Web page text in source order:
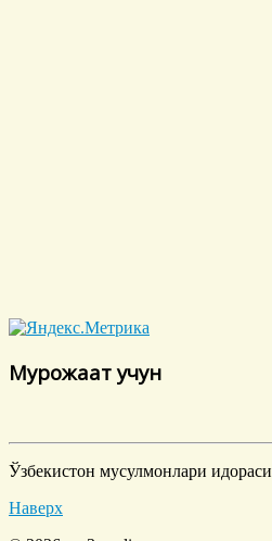
Мурожаат учун
Ўзбекистон мусулмонлари идораси
Наверх